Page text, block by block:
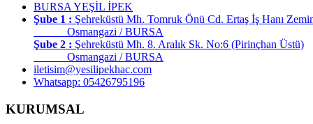
BURSA YEŞİL İPEK
Şube 1 : Şehreküstü Mh. Tomruk Önü Cd. Ertaş İş Hanı
Osmangazi / BURSA
Şube 2 : Şehreküstü Mh. 8. Aralık Sk. No:6 (Pirinçhan Üstü)
Osmangazi / BURSA
iletisim@yesilipekhac.com
Whatsapp: 05426795196
KURUMSAL